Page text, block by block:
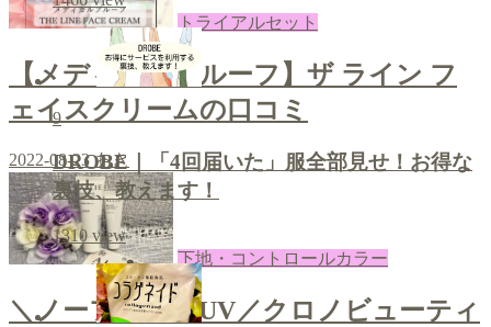
トライアルセット
【メディカルプルーフ】ザ ライン フ
ェイスクリームの口コミ
2022-08-23 あき
下地・コントロールカラー
＼ノーファンデUV／クロノビューティ
9
DROBE｜「4回届いた」服全部見せ！お得な
裏技、教えます！
1310view